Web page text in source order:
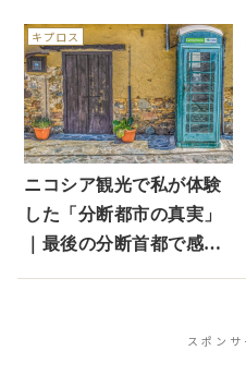
キプロス
ニコシア観光で私が体験
した「分断都市の真実」
｜最後の分断首都で感じ
スポン